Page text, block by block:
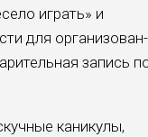
играть» и
для организован­
запись
каникулы,